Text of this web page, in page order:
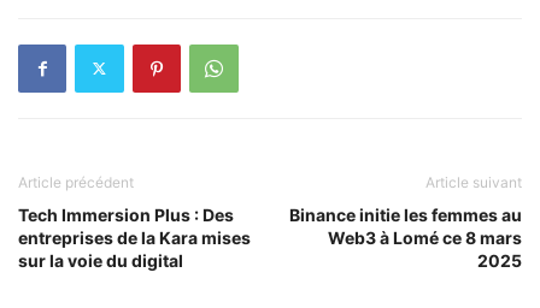
Article précédent
Tech Immersion Plus : Des
entreprises de la Kara mises
sur la voie du digital
Article suivant
Binance initie les femmes au
Web3 à Lomé ce 8 mars
2025